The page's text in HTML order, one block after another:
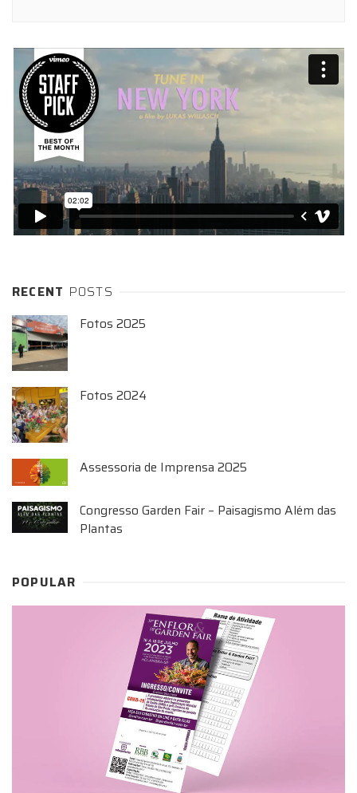
RECENT POSTS
Fotos 2025
Fotos 2024
Assessoria de Imprensa 2025
Congresso Garden Fair – Paisagismo Além das
Plantas
POPULAR